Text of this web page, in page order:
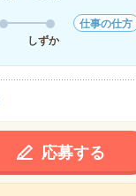
しずか
仕事の仕方
応募する